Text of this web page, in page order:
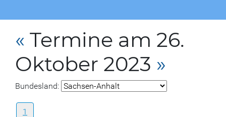
« Termine am 26.
Oktober 2023 »
Bundesland:
1